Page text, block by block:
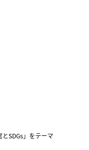
SDGs」をテーマ